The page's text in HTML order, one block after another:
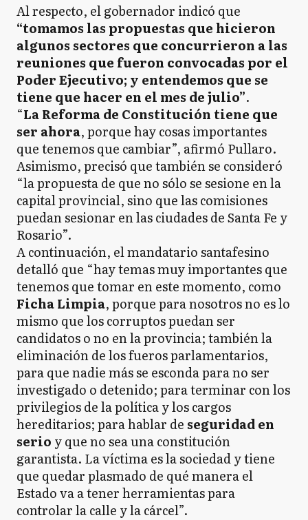
Al respecto, el gobernador indicó que
“tomamos las propuestas que hicieron
algunos sectores que concurrieron a las
reuniones que fueron convocadas por el
Poder Ejecutivo; y entendemos que se
tiene que hacer en el mes de julio”.
“La Reforma de Constitución tiene que
ser ahora, porque hay cosas importantes
que tenemos que cambiar”, afirmó Pullaro.
Asimismo, precisó que también se consideró
“la propuesta de que no sólo se sesione en la
capital provincial, sino que las comisiones
puedan sesionar en las ciudades de Santa Fe y
Rosario”.
A continuación, el mandatario santafesino
detalló que “hay temas muy importantes que
tenemos que tomar en este momento, como
Ficha Limpia, porque para nosotros no es lo
mismo que los corruptos puedan ser
candidatos o no en la provincia; también la
eliminación de los fueros parlamentarios,
para que nadie más se esconda para no ser
investigado o detenido; para terminar con los
privilegios de la política y los cargos
hereditarios; para hablar de seguridad en
serio y que no sea una constitución
garantista. La víctima es la sociedad y tiene
que quedar plasmado de qué manera el
Estado va a tener herramientas para
controlar la calle y la cárcel”.